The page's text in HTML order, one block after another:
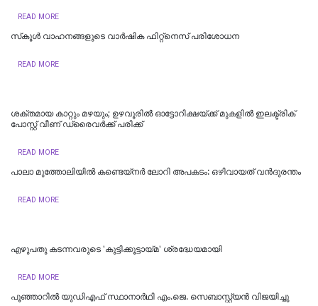
READ MORE
സ്‌കൂൾ വാഹനങ്ങളുടെ വാർഷിക ഫിറ്റ്‌നെസ് പരിശോധന
READ MORE
ശക്തമായ കാറ്റും മഴയും; ഉഴവൂരിൽ ഓട്ടോറിക്ഷയ്ക്ക് മുകളിൽ ഇലക്ട്രിക്
പോസ്റ്റ് വീണ് ഡ്രൈവർക്ക് പരിക്ക്
READ MORE
പാലാ മുത്തോലിയിൽ കണ്ടെയ്‌നർ ലോറി അപകടം: ഒഴിവായത് വന്‍ദുരന്തം
READ MORE
എഴുപതു കടന്നവരുടെ 'കുട്ടിക്കൂട്ടായ്മ' ശ്രദ്ധേയമായി
READ MORE
പൂഞ്ഞാറിൽ യുഡിഎഫ് സ്ഥാനാർഥി എം.ജെ. സെബാസ്റ്റ്യൻ വിജയിച്ചു